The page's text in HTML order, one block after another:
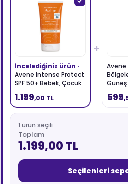
İncelediğiniz ürün ·
Avene Intense Protect
SPF 50+ Bebek, Çocuk
ve Yetişkinler için
Yüksek Korumalı Güneş
Kremi 150 ml
1.199,00 TL
+
Avene
599
1 ürün seçili
Toplam
1.199,00 TL
Seçilenleri